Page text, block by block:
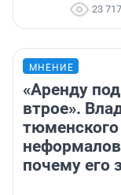
23 717
МНЕНИЕ
«Аренду
втрое».
почему его